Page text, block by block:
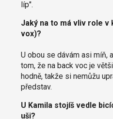
líp".
Jaký na to má vliv role v
vox)?
U obou se dávám asi míň,
tom, že na back voc je
hodně, takže si nemůžu
představ.
U Kamila stojíš vedle
uši?